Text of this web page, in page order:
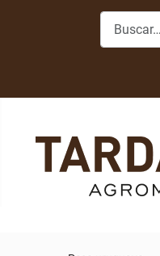
Buscar